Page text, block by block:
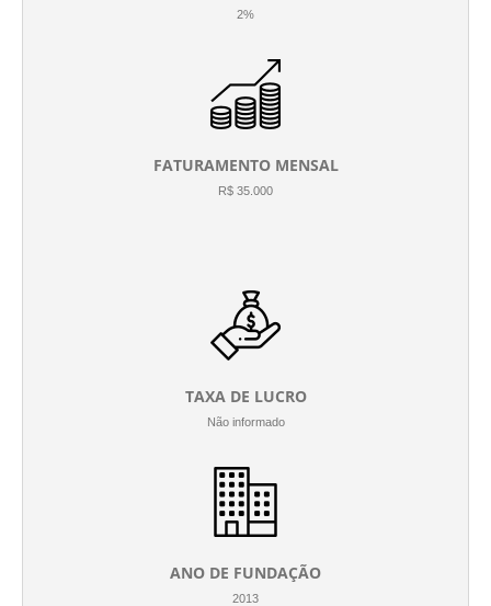
2%
FATURAMENTO MENSAL
R$ 35.000
TAXA DE LUCRO
Não informado
ANO DE FUNDAÇÃO
2013